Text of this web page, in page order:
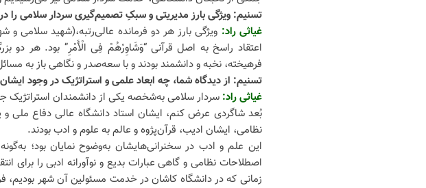
تسنیم: ویژگی بارز مدیریتی و سبکِ تصمیم‌گیری سردار سلامی را
غیاثی راد: ویژگی بارز هر دو فرمانده عالی‌رتبه،(شهید سلامی
اعتقاد راسخ به اصل قرآنی “وَشَاوِرْهُمْ فِی الْأَمْرِ” بود. هر دو
فرهیخته، نخبه و دانشمند بودند و با سعه‌صدر و نگاهی باز به
تسنیم: از دیدگاه شما، چه ابعاد علمی و استراتژیک در وجود
غیاثی راد: سردار سلامی به‌شخصه یکی از دانشمندان
بُعد شاگردی عرض کنم، ایشان استاد دانشگاه عالی دفاع ملی و
نظامی، ایشان ادیب، قرآن‌پژوه و عالم به علوم و ادب بودند.
این علم و ادب در سخنرانی‌هایشان به‌وضوح نمایان بود؛
اصطلاحات نظامی و گاهی عبارات بدیع و نوآورانه ادبی را برای
زمانی که در دانشگاه کاشان در خدمت مسئولین آن شهر